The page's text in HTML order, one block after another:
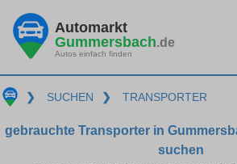
Automarkt
Gummersbach.de
Autos einfach finden
❯ SUCHEN ❯ TRANSPORTER
gebrauchte Transporter in
suchen